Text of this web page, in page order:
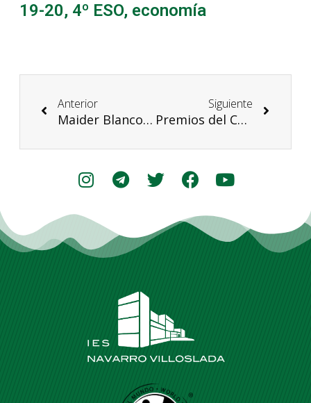
19-20, 4º ESO, economía
Anterior
Maider Blanco López (Bachillerato Internacional 2017) entre las 10 personas acreditadas en el mundo por FridaysForFuture para la Cumbre del Clima
Siguiente
Premios del Concurso de postales navideñas 19-20